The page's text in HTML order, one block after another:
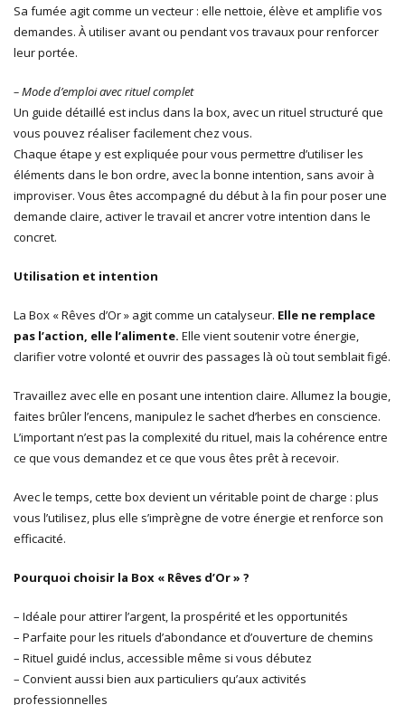
Sa fumée agit comme un vecteur : elle nettoie, élève et amplifie vos
demandes. À utiliser avant ou pendant vos travaux pour renforcer
leur portée.
– Mode d’emploi avec rituel complet
Un guide détaillé est inclus dans la box, avec un rituel structuré que
vous pouvez réaliser facilement chez vous.
Chaque étape y est expliquée pour vous permettre d’utiliser les
éléments dans le bon ordre, avec la bonne intention, sans avoir à
improviser. Vous êtes accompagné du début à la fin pour poser une
demande claire, activer le travail et ancrer votre intention dans le
concret.
Utilisation et intention
La Box « Rêves d’Or » agit comme un catalyseur. Elle ne remplace
pas l’action, elle l’alimente. Elle vient soutenir votre énergie,
clarifier votre volonté et ouvrir des passages là où tout semblait figé.
Travaillez avec elle en posant une intention claire. Allumez la bougie,
faites brûler l’encens, manipulez le sachet d’herbes en conscience.
L’important n’est pas la complexité du rituel, mais la cohérence entre
ce que vous demandez et ce que vous êtes prêt à recevoir.
Avec le temps, cette box devient un véritable point de charge : plus
vous l’utilisez, plus elle s’imprègne de votre énergie et renforce son
efficacité.
Pourquoi choisir la Box « Rêves d’Or » ?
– Idéale pour attirer l’argent, la prospérité et les opportunités
– Parfaite pour les rituels d’abondance et d’ouverture de chemins
– Rituel guidé inclus, accessible même si vous débutez
– Convient aussi bien aux particuliers qu’aux activités
professionnelles